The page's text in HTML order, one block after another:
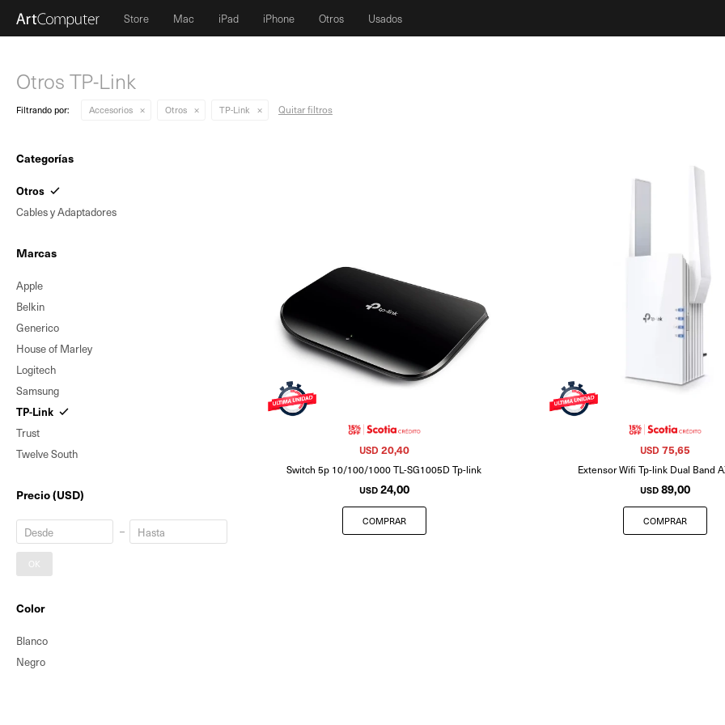
Store Mac iPad iPhone Otros Usados
Otros TP-Link
Filtrando por: Accesorios Otros TP-Link Quitar filtros
Switch 5p 10/100/1000 TL-SG1005D Tp-link
USD24,00
USD 20,40
Extensor Wifi Tp-link Dual Band
USD89,00
USD 75,65
Categorías
Otros
Cables y Adaptadores
Marcas
Apple
Belkin
Generico
House of Marley
Logitech
Samsung
TP-Link
Trust
Twelve South
Precio(USD)
OK
Color
Blanco
Negro